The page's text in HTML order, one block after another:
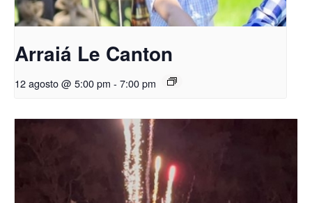
Arraiá Le Canton
12 agosto @ 5:00 pm - 7:00 pm